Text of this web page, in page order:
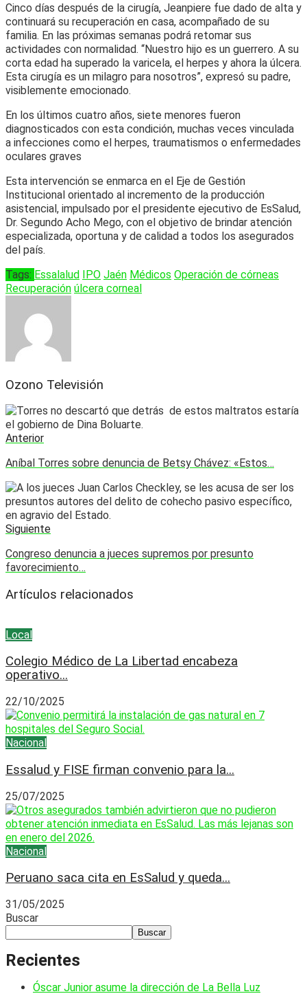
Cinco días después de la cirugía, Jeanpiere fue dado de alta y
continuará su recuperación en casa, acompañado de su
familia. En las próximas semanas podrá retomar sus
actividades con normalidad. “Nuestro hijo es un guerrero. A su
corta edad ha superado la varicela, el herpes y ahora la úlcera.
Esta cirugía es un milagro para nosotros”, expresó su padre,
visiblemente emocionado.
En los últimos cuatro años, siete menores fueron
diagnosticados con esta condición, muchas veces vinculada
a infecciones como el herpes, traumatismos o enfermedades
oculares graves
Esta intervención se enmarca en el Eje de Gestión
Institucional orientado al incremento de la producción
asistencial, impulsado por el presidente ejecutivo de EsSalud,
Dr. Segundo Acho Mego, con el objetivo de brindar atención
especializada, oportuna y de calidad a todos los asegurados
del país.
Tags: Essalalud IPO Jaén Médicos Operación de córneas
Recuperación úlcera corneal
Ozono Televisión
Anterior
Aníbal Torres sobre denuncia de Betsy Chávez: «Estos…
Siguiente
Congreso denuncia a jueces supremos por presunto
favorecimiento…
Artículos relacionados
Local
Colegio Médico de La Libertad encabeza
operativo...
22/10/2025
Nacional
Essalud y FISE firman convenio para la...
25/07/2025
Nacional
Peruano saca cita en EsSalud y queda...
31/05/2025
Buscar
Buscar
Recientes
Óscar Junior asume la dirección de La Bella Luz